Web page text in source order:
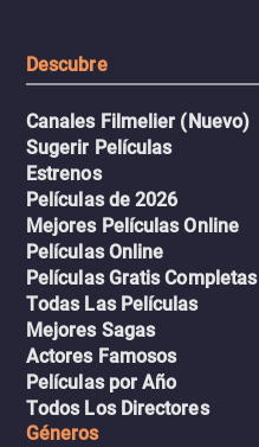
Descubre
Canales Filmelier (Nuevo)
Sugerir Películas
Estrenos
Películas de 2026
Mejores Películas Online
Películas Online
Películas Gratis Completas
Todas Las Películas
Mejores Sagas
Actores Famosos
Películas por Año
Todos Los Directores
Géneros